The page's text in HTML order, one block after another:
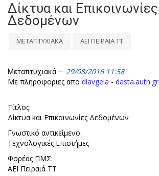
Δίκτυα και Επικοινωνίες
Δεδομένων
ΜΕΤΑΠΤΥΧΙΑΚΑ ΑΕΙ ΠΕΙΡΑΙΑ ΤΤ
Μεταπτυχιακά
29/08/2016 11:58
Με πληροφοριες απο diavgeia - dasta.auth.gr
Τίτλος:
Δίκτυα και Επικοινωνίες Δεδομένων
Γνωστικό αντικείμενο:
Τεχνολογικές Επιστήμες
Φορέας ΠΜΣ:
ΑΕΙ Πειραιά ΤΤ